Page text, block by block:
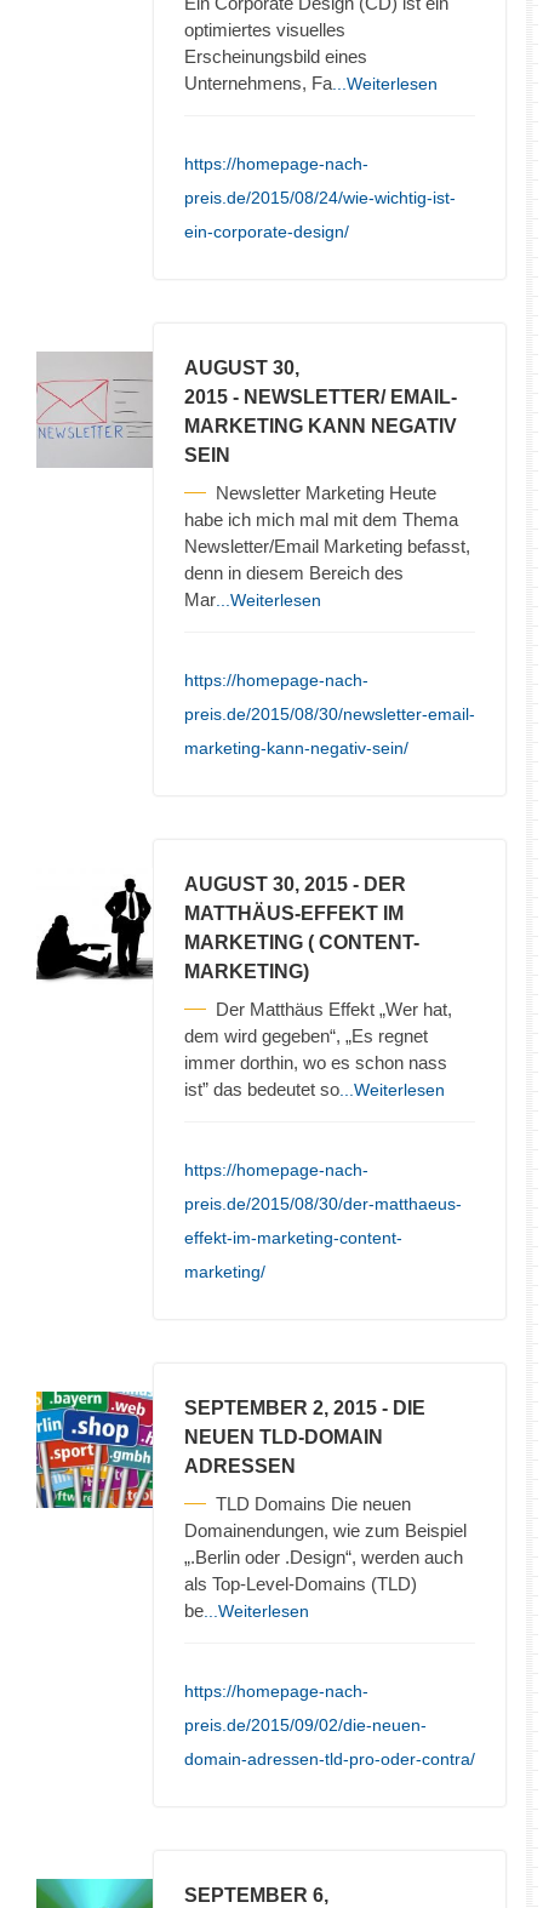
optimiertes visuelles
Erscheinungsbild eines
Unternehmens, Fa ...Weiterlesen
https://homepage-nach-
preis.de/2015/08/24/wie-wichtig-ist-
ein-corporate-design/
AUGUST 30,
2015 - NEWSLETTER/ EMAIL-
MARKETING KANN NEGATIV
SEIN
Newsletter Marketing Heute
habe ich mich mal mit dem Thema
Newsletter/Email Marketing befasst,
denn in diesem Bereich des
Mar ...Weiterlesen
https://homepage-nach-
preis.de/2015/08/30/newsletter-email-
marketing-kann-negativ-sein/
AUGUST 30, 2015 - DER
MATTHÄUS-EFFEKT IM
MARKETING ( CONTENT-
MARKETING)
Der Matthäus Effekt „Wer hat,
dem wird gegeben“, „Es regnet
immer dorthin, wo es schon nass
ist” das bedeutet so ...Weiterlesen
https://homepage-nach-
preis.de/2015/08/30/der-matthaeus-
effekt-im-marketing-content-
marketing/
SEPTEMBER 2, 2015 - DIE
NEUEN TLD-DOMAIN
ADRESSEN
TLD Domains Die neuen
Domainendungen, wie zum Beispiel
„.Berlin oder .Design“, werden auch
als Top-Level-Domains (TLD)
be ...Weiterlesen
https://homepage-nach-
preis.de/2015/09/02/die-neuen-
domain-adressen-tld-pro-oder-contra/
SEPTEMBER 6,